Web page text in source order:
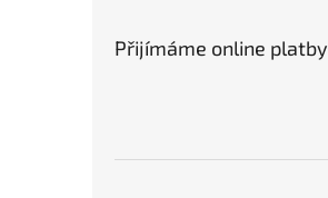
Přijímáme online platby